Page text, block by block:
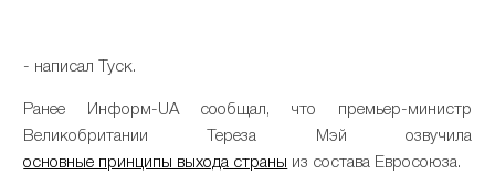
- написал Туск.
Ранее Информ-UA сообщал, что премьер-министр
Великобритании Тереза Мэй озвучила
основные принципы выхода страны из состава Евросоюза.